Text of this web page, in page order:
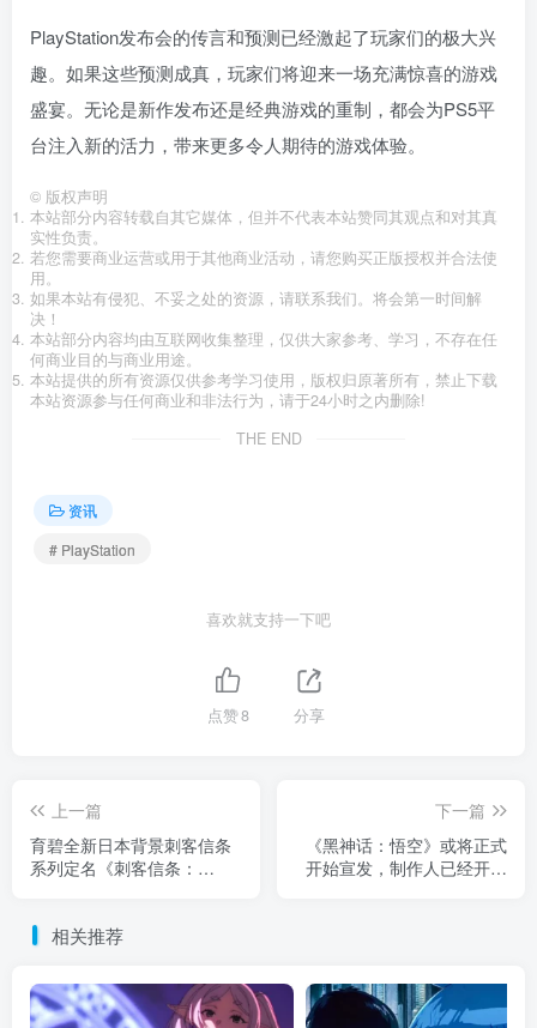
PlayStation发布会的传言和预测已经激起了玩家们的极大兴
趣。如果这些预测成真，玩家们将迎来一场充满惊喜的游戏
盛宴。无论是新作发布还是经典游戏的重制，都会为PS5平
台注入新的活力，带来更多令人期待的游戏体验。
© 版权声明
本站部分内容转载自其它媒体，但并不代表本站赞同其观点和对其真
实性负责。
若您需要商业运营或用于其他商业活动，请您购买正版授权并合法使
用。
如果本站有侵犯、不妥之处的资源，请联系我们。将会第一时间解
决！
本站部分内容均由互联网收集整理，仅供大家参考、学习，不存在任
何商业目的与商业用途。
本站提供的所有资源仅供参考学习使用，版权归原著所有，禁止下载
本站资源参与任何商业和非法行为，请于24小时之内删除!
THE END
资讯
# PlayStation
喜欢就支持一下吧
点赞8 分享
上一篇
育碧全新日本背景刺客信条
系列定名《刺客信条：
下一篇
《黑神话：悟空》或将正式
开始宣发，制作人已经开通
相关推荐